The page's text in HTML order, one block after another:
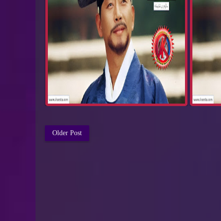
Older Post